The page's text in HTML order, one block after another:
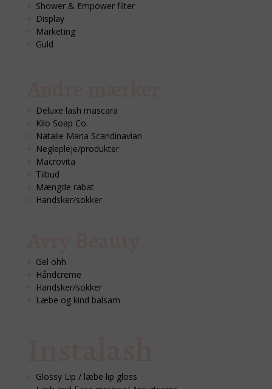
Shower & Empower filter
Display
Marketing
Guld
Deluxe lash mascara
Kilo Soap Co.
Natalie Maria Scandinavian
Neglepleje/produkter
Macrovita
Tilbud
Mængde rabat
Handsker/sokker
Gel ohh
Håndcreme
Handsker/sokker
Læbe og kind balsam
Glossy Lip / læbe lip gloss